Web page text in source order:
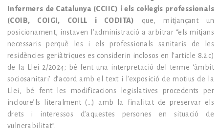
Infermers de Catalunya (CCIIC) i els col·legis professionals
(COIB, COIGI, COILL i CODITA) que, mitjançant un
posicionament, instaven l’administració a arbitrar “els mitjans
necessaris perquè les i els professionals sanitaris de les
residències geriàtriques es considerin inclosos en l’article 8.2.c)
de la Llei 2/2024; bé fent una interpretació del terme ‘àmbit
sociosanitari’ d’acord amb el text i l’exposició de motius de la
Llei, bé fent les modificacions legislatives procedents per
incloure’ls literalment (…) amb la finalitat de preservar els
drets i interessos d’aquestes persones en situació de
vulnerabilitat”.